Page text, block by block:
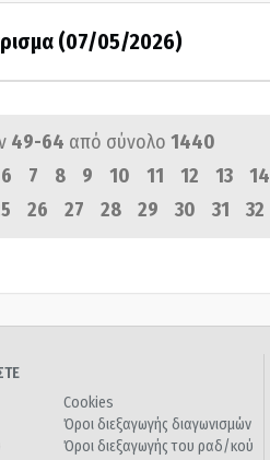
(07/05/2026)
49-64 από σύνολο 1440
6 7 8 9 10 11 12 13 14
26 27 28 29 30 31 32
Cookies
Όροι διεξαγωγής διαγωνισμών
Όροι διεξαγωγής του ραδ/κού